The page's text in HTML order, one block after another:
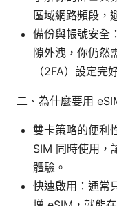
區域網路頻段，
備份與帳號安全
隙外洩，你仍然
（2FA）設定完
二、為什麼要用
雙卡策略的便利
SIM 同時使用，
體驗。
快速啟用：通常